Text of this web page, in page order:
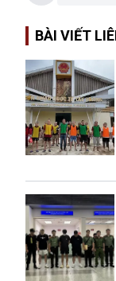
BÀI VIẾT